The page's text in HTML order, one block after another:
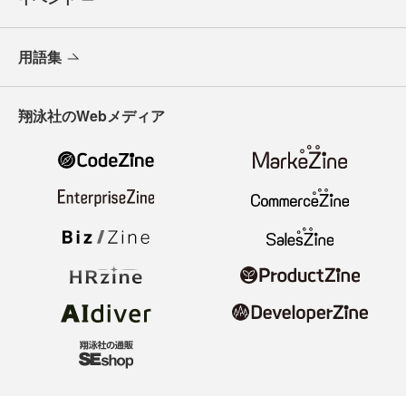
用語集
翔泳社のWebメディア